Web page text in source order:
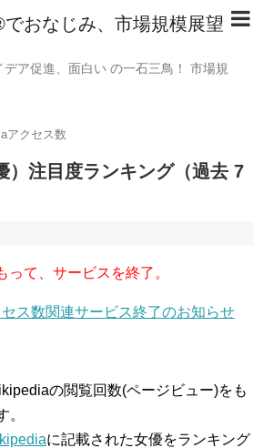
おなじみ、市場規模展望
ア促進、面白い の一石三鳥！ 市場規
アクセス数
）注目度ランキング（過去 7
て、サービスを終了。
ス数関連サービス終了のお知らせ
の閲覧回数(ページビュー)をも
。
に記載された女優をランキング